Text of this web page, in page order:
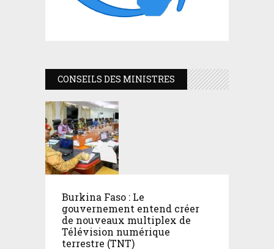
CONSEILS DES MINISTRES
Burkina Faso : Le
gouvernement entend créer
de nouveaux multiplex de
Télévision numérique
terrestre (TNT)